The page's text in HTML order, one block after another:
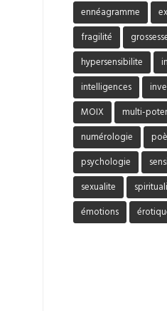
ennéagramme
fragilité
hypersensibilite
intelligences
MOIX
multi-
numérologie
psychologie
sexualite
émotions